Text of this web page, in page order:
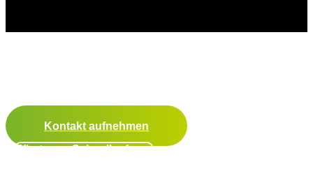
Kontakt aufnehmen
Whatsapp Schnellanfrage